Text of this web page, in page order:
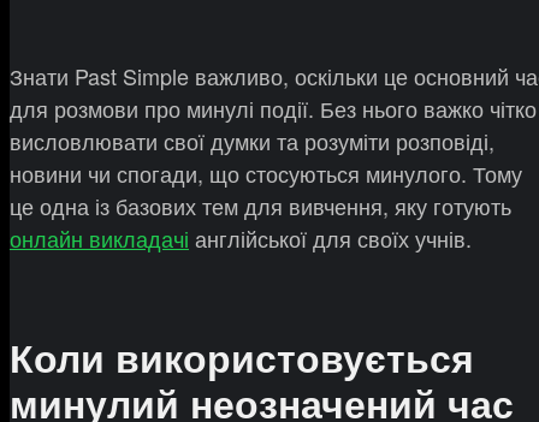
Знати Past Simple важливо, оскільки це основний
для розмови про минулі події. Без нього важко чітко
висловлювати свої думки та розуміти розповіді,
новини чи спогади, що стосуються минулого. Тому
це одна із базових тем для вивчення, яку готують
онлайн викладачі англійської для своїх учнів.
Коли використовується
минулий неозначений час